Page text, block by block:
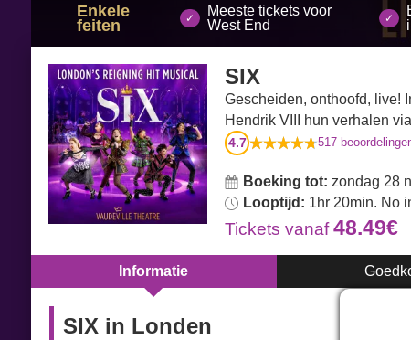
Enkele
feiten
Meeste tickets voor
West End
SIX
Gescheiden, onthoofd, live!
Hendrik VIII hun verhalen
4.7 517
Boeking tot: zondag 28
Looptijd: 1hr 20min. No
Ticketsvanaf48.49€
Informatie
SIX in Londen